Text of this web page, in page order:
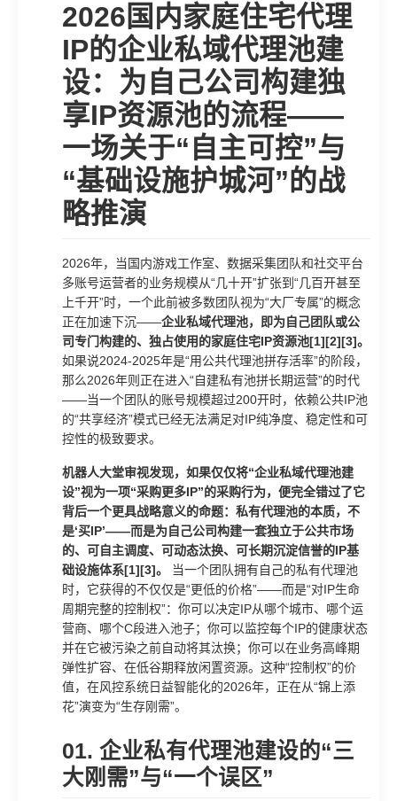
2026国内家庭住宅代理
IP的企业私域代理池建
设：为自己公司构建独
享IP资源池的流程——
一场关于“自主可控”与
“基础设施护城河”的战
略推演
2026年，当国内游戏工作室、数据采集团队和社交平台
多账号运营者的业务规模从“几十开”扩张到“几百开甚至
上千开”时，一个此前被多数团队视为“大厂专属”的概念
正在加速下沉——企业私域代理池，即为自己团队或公
司专门构建的、独占使用的家庭住宅IP资源池[1][2][3]。
如果说2024-2025年是“用公共代理池拼存活率”的阶段，
那么2026年则正在进入“自建私有池拼长期运营”的时代
——当一个团队的账号规模超过200开时，依赖公共IP池
的“共享经济”模式已经无法满足对IP纯净度、稳定性和可
控性的极致要求。
机器人大堂审视发现，如果仅仅将“企业私域代理池建
设”视为一项“采购更多IP”的采购行为，便完全错过了它
背后一个更具战略意义的命题：私有代理池的本质，不
是‘买IP’——而是为自己公司构建一套独立于公共市场
的、可自主调度、可动态汰换、可长期沉淀信誉的IP基
础设施体系[1][3]。
当一个团队拥有自己的私有代理池
时，它获得的不仅仅是“更低的价格”——而是“对IP生命
周期完整的控制权”：你可以决定IP从哪个城市、哪个运
营商、哪个C段进入池子；你可以监控每个IP的健康状态
并在它被污染之前自动将其汰换；你可以在业务高峰期
弹性扩容、在低谷期释放闲置资源。这种“控制权”的价
值，在风控系统日益智能化的2026年，正在从“锦上添
花”演变为“生存刚需”。
01. 企业私有代理池建设的“三
大刚需”与“一个误区”